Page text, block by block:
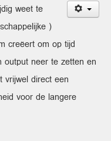
weet te
)
creëert om op tijd
neer te zetten en
vrijwel direct een
voor de langere